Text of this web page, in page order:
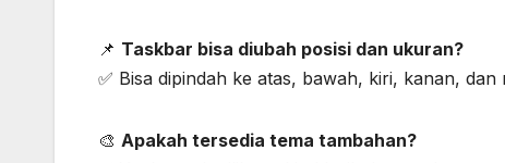
📌 Taskbar bisa diubah posisi dan ukuran?
✅ Bisa dipindah ke atas, bawah, kiri, kanan, dan
🎨 Apakah tersedia tema tambahan?